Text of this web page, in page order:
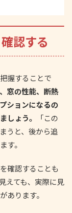
認する
握することで
窓の性能、断熱
ションになるの
しょう。
「この
うと、後から追
す。
確認することも
えても、実際に見
あります。